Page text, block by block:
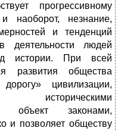
прогрессивному
наоборот, незнание,
и тенденций
деятельности людей
истории. При всей
развития общества
цивилизации,
историческими
объект законами,
и позволяет обществу